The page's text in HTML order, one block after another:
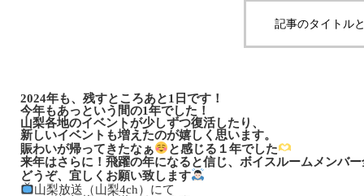
記事のタイトル
2024年も、残すところあと1日です！
今年もあっという間の1年でした！
山梨各地のイベントが少しずつ復活したり、
新しいイベントも増えたのが嬉しく思います。
賑わいが帰ってきたなぁ
と感じる１年でした
来年はさらに！飛躍の年になると信じ、ボイスルームメンバ
どうぞ、宜しくお願い致します
山梨放送（山梨4ch）にて